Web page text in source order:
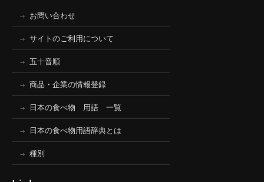
お問い合わせ
サイトのご利用について
五十音順
商品・企業の情報登録
日本の食べ物 用語 一覧
日本の食べ物用語辞典とは
種別